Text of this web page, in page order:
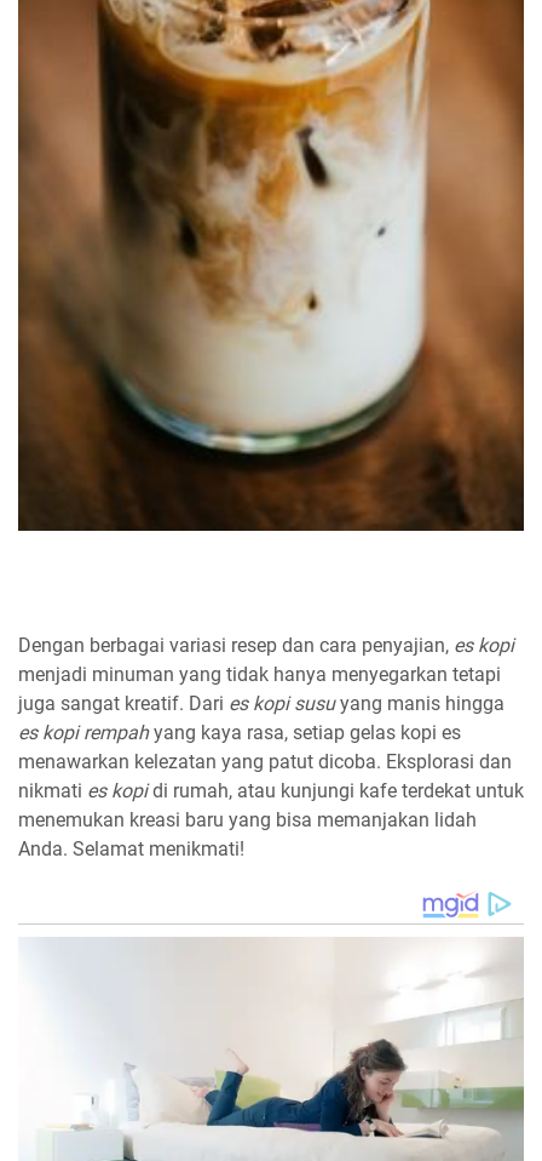
Dengan berbagai variasi resep dan cara penyajian, es kopi
menjadi minuman yang tidak hanya menyegarkan tetapi
juga sangat kreatif. Dari es kopi susuyang manis hingga
es kopi rempahyang kaya rasa, setiap gelas kopi es
menawarkan kelezatan yang patut dicoba. Eksplorasi dan
nikmati es kopidi rumah, atau kunjungi kafe terdekat untuk
menemukan kreasi baru yang bisa memanjakan lidah
Anda. Selamat menikmati!